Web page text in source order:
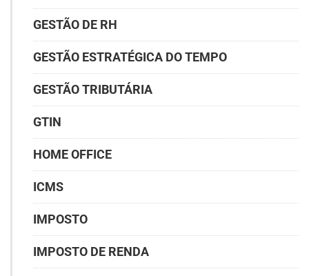
GESTÃO DE RH
GESTÃO ESTRATÉGICA DO TEMPO
GESTÃO TRIBUTÁRIA
GTIN
HOME OFFICE
ICMS
IMPOSTO
IMPOSTO DE RENDA